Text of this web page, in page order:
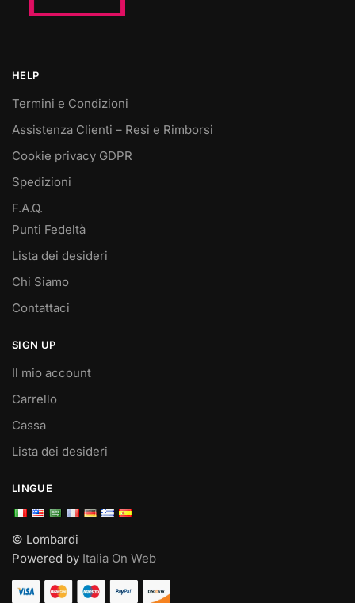
HELP
Termini e Condizioni
Assistenza Clienti – Resi e Rimborsi
Cookie privacy GDPR
Spedizioni
F.A.Q.
Punti Fedeltà
Lista dei desideri
Chi Siamo
Contattaci
SIGN UP
Il mio account
Carrello
Cassa
Lista dei desideri
LINGUE
© Lombardi
Powered by Italia On Web